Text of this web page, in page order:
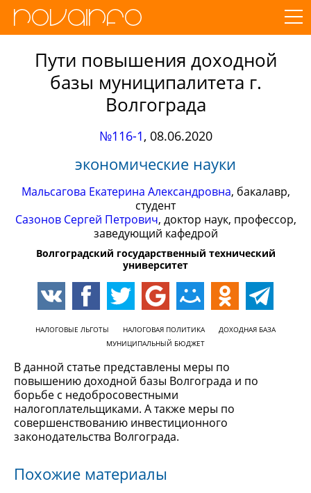
Пути повышения доходной
базы муниципалитета г.
Волгограда
№116-1, 08.06.2020
экономические науки
Мальсагова Екатерина Александровна, бакалавр,
студент
Сазонов Сергей Петрович, доктор наук, профессор,
заведующий кафедрой
Волгоградский государственный технический
университет
НАЛОГОВЫЕ ЛЬГОТЫ НАЛОГОВАЯ ПОЛИТИКА
ДОХОДНАЯ БАЗА
МУНИЦИПАЛЬНЫЙ БЮДЖЕТ
В данной статье представлены меры по
повышению доходной базы Волгограда и по
борьбе с недобросовестными
налогоплательщиками. А также меры по
совершенствованию инвестиционного
законодательства Волгограда.
Похожие материалы